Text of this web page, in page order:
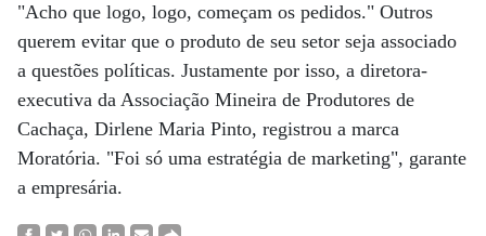
"Acho que logo, logo, começam os pedidos." Outros
querem evitar que o produto de seu setor seja associado
a questões políticas. Justamente por isso, a diretora-
executiva da Associação Mineira de Produtores de
Cachaça, Dirlene Maria Pinto, registrou a marca
Moratória. "Foi só uma estratégia de marketing", garante
a empresária.